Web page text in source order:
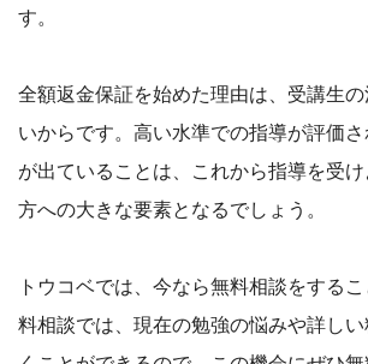
す。
全額返金保証を始めた理由は、受講生
いからです。高い水準での指導が評価
が出ていることは、これから指導を受
方への大きな要素となるでしょう。
トウコベでは、今なら無料相談をする
料相談では、現在の勉強の悩みや詳し